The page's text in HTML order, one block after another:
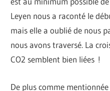
Leyen nous a raconté le
mais elle a oublié de nous
nous avons traversé. La
CO2 semblent bien liées !
De plus comme